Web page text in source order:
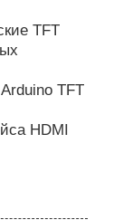
TFT
TFT
HDMI